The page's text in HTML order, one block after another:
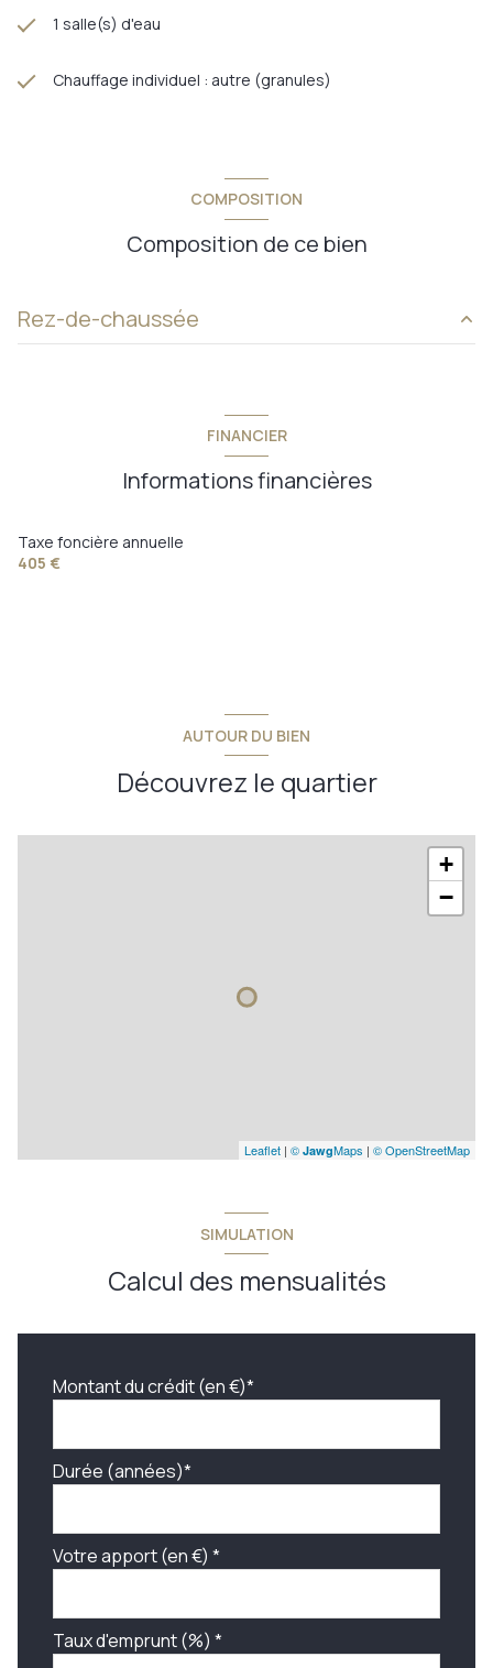
1 salle(s) d'eau
Chauffage individuel : autre (granules)
COMPOSITION
Composition de ce bien
Rez-de-chaussée
séjour
chambre 1
FINANCIER
Informations financières
Taxe foncière annuelle
405 €
AUTOUR DU BIEN
Découvrez le quartier
+
−
Leaflet | © JawgMaps | © OpenStreetMap
SIMULATION
Calcul des mensualités
Montant du crédit (en €)*
Durée (années)*
Votre apport (en €) *
Taux d'emprunt (%) *